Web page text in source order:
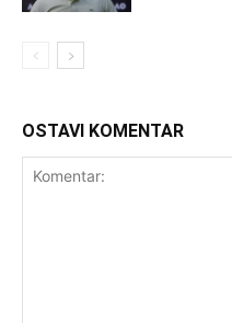
OSTAVI KOMENTAR